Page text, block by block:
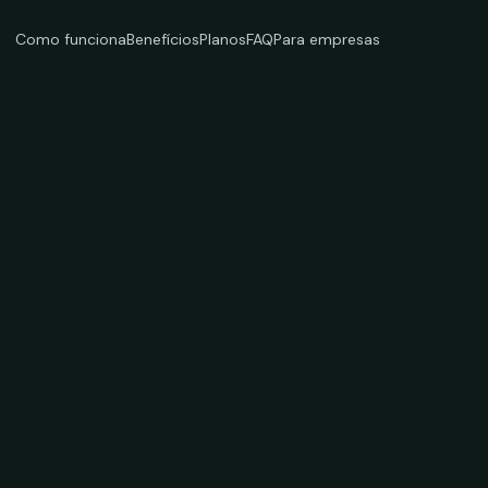
Como funcionaBenefíciosPlanosFAQPara empresas